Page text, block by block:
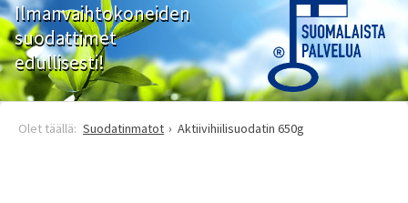
Ilmanvaihtokoneiden
suodattimet
edullisesti!
Suodatinmatot Aktiivihiilisuodatin 650g